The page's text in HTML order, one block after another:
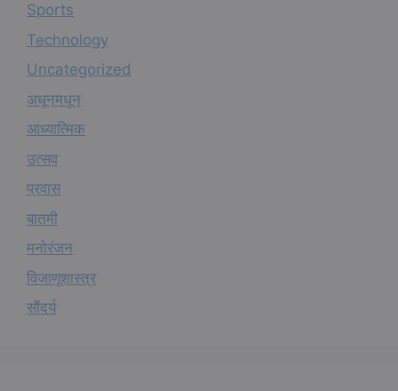
Sports
Technology
Uncategorized
अधूनमधून
आध्यात्मिक
उत्सव
प्रवास
बातमी
मनोरंजन
विजाणूशास्त्र
सौंदर्य